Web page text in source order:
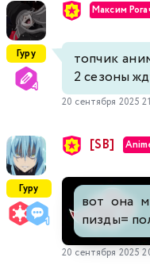
Гуру
Максим
топчик
2 сезоны
20 сентября 2025
Гуру
[SB]
вот она
пизды=
20 сентября 2025